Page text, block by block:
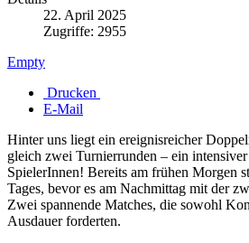
22. April 2025
Zugriffe: 2955
Empty
Drucken
E-Mail
Hinter uns liegt ein ereignisreicher
gleich zwei Turnierrunden – ein
SpielerInnen! Bereits am frühen Morgen
Tages, bevor es am Nachmittag mit der
Zwei spannende Matches, die sowohl
Ausdauer forderten.